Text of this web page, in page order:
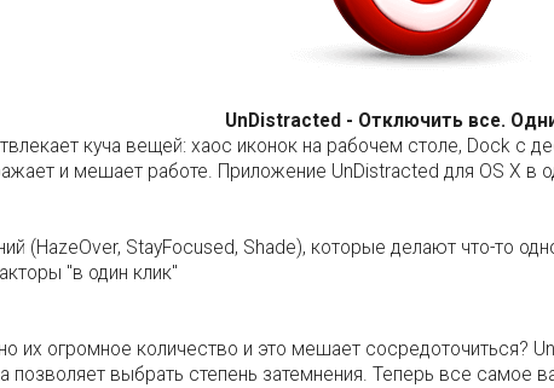
UnDistracted - Отключить все.
куча вещей: хаос иконок на рабочем столе, Dock с
и мешает работе. Приложение UnDistracted для OS X в
(HazeOver, StayFocused, Shade), которые делают что-то
"в один клик"
их огромное количество и это мешает сосредоточиться?
позволяет выбрать степень затемнения. Теперь все самое